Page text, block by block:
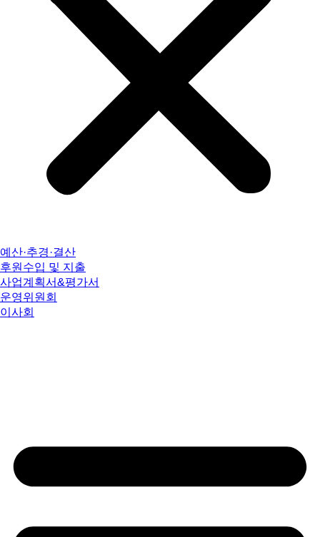
예산·추경·결산
후원수입 및 지출
사업계획서&평가서
운영위원회
이사회